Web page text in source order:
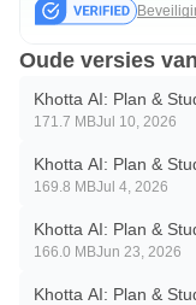
Informatie over
gebruikt de API van
Focusmodus.
wordt geopend en
startscherm. Deze
ingeschakeld in de
Oude versies
Khotta AI: Plan &
171.7 MBJul 10, 2026
Khotta AI: Plan &
169.8 MBJul 4, 2026
Khotta AI: Plan &
166.0 MBJun 23, 2026
Khotta AI: Plan &